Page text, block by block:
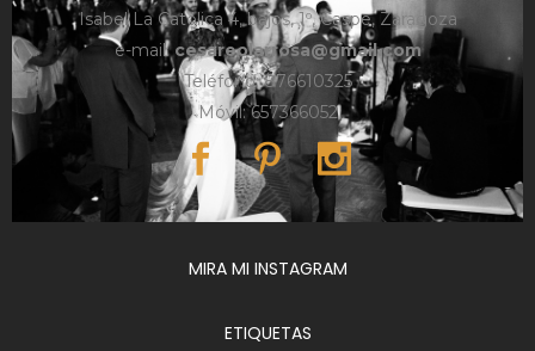
Isabel La Católica 4, bajos, 1º, Caspe, Zaragoza
e-mail:cesareolarrosa@gmail.com
Teléfono: 876610325
Móvil: 657366052
MIRA MI INSTAGRAM
ETIQUETAS